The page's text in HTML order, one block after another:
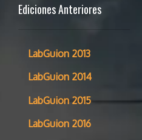
Ediciones Anteriores
LabGuion 2013
LabGuion 2014
LabGuion 2015
LabGuion 2016